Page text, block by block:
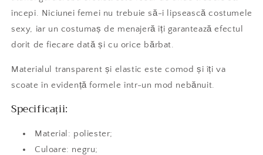
începi. Niciunei femei nu trebuie să-i lipsească costumele
sexy, iar un costumaș de menajeră îți garantează efectul
dorit de fiecare dată și cu orice bărbat.
Materialul transparent și elastic este comod și îți va
scoate în evidență formele într-un mod nebănuit.
Specificații:
Material: poliester;
Culoare: negru;